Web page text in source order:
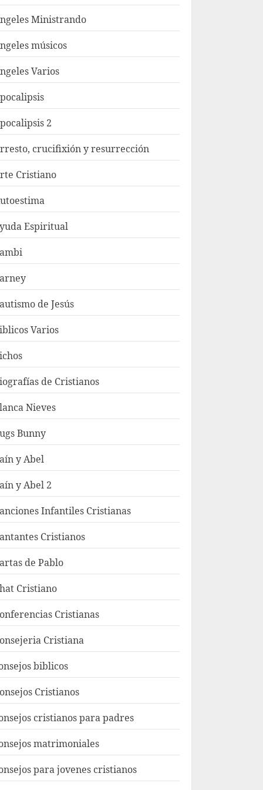
Ministrando
músicos
Varios
2
crucifixión y resurrección
Cristiano
Espiritual
de Jesús
Varios
de Cristianos
Nieves
Bunny
y Abel
y Abel 2
Infantiles Cristianas
Cristianos
de Pablo
Cristiano
Cristianas
Cristiana
biblicos
Cristianos
cristianos para padres
matrimoniales
para jovenes cristianos